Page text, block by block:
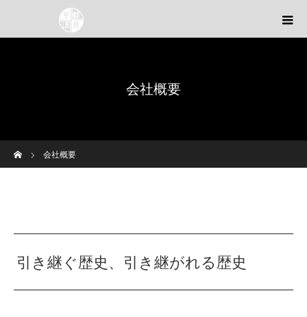
会社概要
会社概要
引き継ぐ歴史、引き継がれる歴史